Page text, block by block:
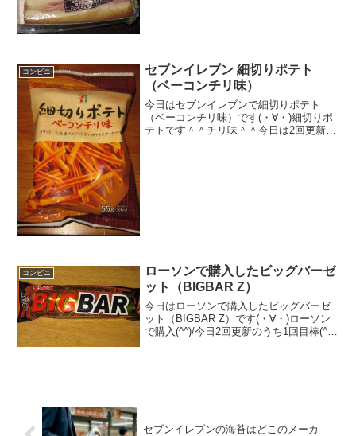
コンビニ
セブンイレブン 細切りポテト
（ベーコンチリ味）
今日はセブンイレブンで細切りポテト
（ベーコンチリ味）です(・∀・)細切りポ
テトです＾＾チリ味＾＾今日は2回更新の
コンビニ
ローソンで購入したビッグバーゼ
ット（BIGBAR Z）
今日はローソンで購入したビッグバーゼ
ット（BIGBAR Z）です(・∀・)ローソン
で購入(^^)/今日2回更新のうち1回目棒(^^)
セブンイレブンの海苔はどこのメーカ